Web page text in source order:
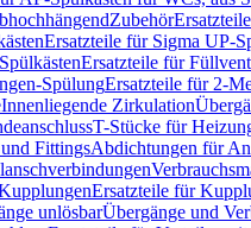
Zubehör
Ersatzteile für Sigma UP-
Ersatzteile für
SpülungErsatzteile für 2-
Innenliegende Zirkulation
T-Stücke für
FittingsAbdichtungen für
Ersatzteile für
unlösbarÜbergänge und